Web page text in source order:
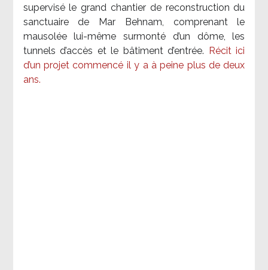
supervisé le grand chantier de reconstruction du
sanctuaire de Mar Behnam, comprenant le
mausolée lui-même surmonté d’un dôme, les
tunnels d’accès et le bâtiment d’entrée.
Récit ici
d’un projet commencé il y a à peine plus de deux
ans.